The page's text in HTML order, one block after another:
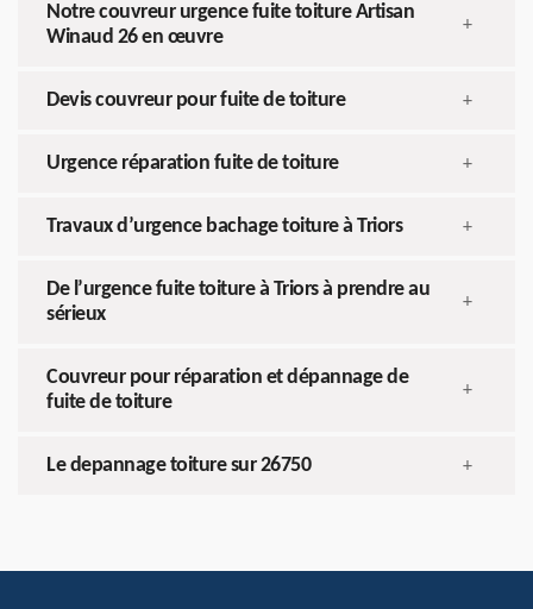
Notre couvreur urgence fuite toiture Artisan
Winaud 26 en œuvre
+
Devis couvreur pour fuite de toiture +
Urgence réparation fuite de toiture +
Travaux d’urgence bachage toiture à Triors +
De l’urgence fuite toiture à Triors à prendre au
sérieux
+
Couvreur pour réparation et dépannage de
fuite de toiture
+
Le depannage toiture sur 26750 +